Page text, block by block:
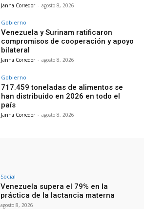
Janna Corredor - agosto 8, 2026
Gobierno
Venezuela y Surinam ratificaron
compromisos de cooperación y apoyo
bilateral
Janna Corredor - agosto 8, 2026
Gobierno
717.459 toneladas de alimentos se
han distribuido en 2026 en todo el
país
Janna Corredor - agosto 8, 2026
Social
Venezuela supera el 79% en la
práctica de la lactancia materna
agosto 8, 2026